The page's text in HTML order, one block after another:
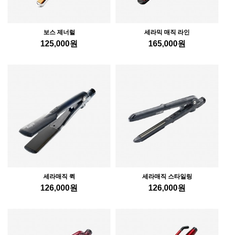
보스 제너럴
125,000원
세라믹 매직 라인
165,000원
세라매직 퀵
126,000원
세라매직 스타일링
126,000원